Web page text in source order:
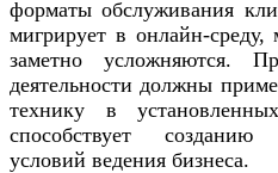
форматы обслуживания
мигрирует в онлайн-среду,
заметно усложняются.
деятельности должны
технику в
способствует
условий ведения бизнеса.